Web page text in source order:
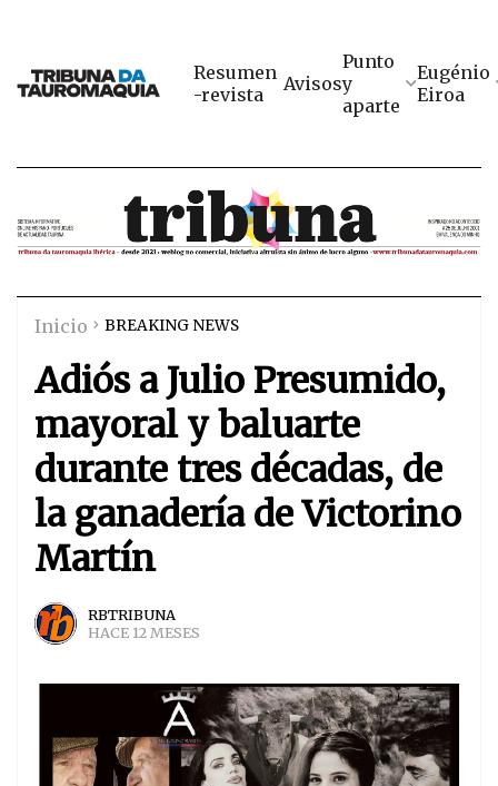
Resumen
-revista
Avisos
Punto
y
aparte
Eugénio
Eiroa
Inicio BREAKING NEWS
Adiós a Julio Presumido,
mayoral y baluarte
durante tres décadas, de
la ganadería de Victorino
Martín
RBTRIBUNA
HACE 12 MESES